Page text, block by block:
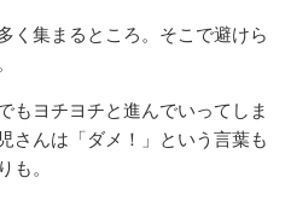
く集まるところ。そこで避けら
もヨチヨチと進んでいってしま
さんは「ダメ！」という言葉も
も。